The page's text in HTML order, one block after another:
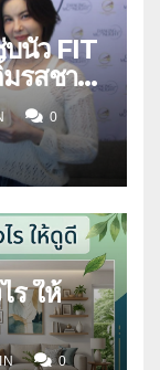
นัว FIT
รสชาติ
0
ร ให้
0